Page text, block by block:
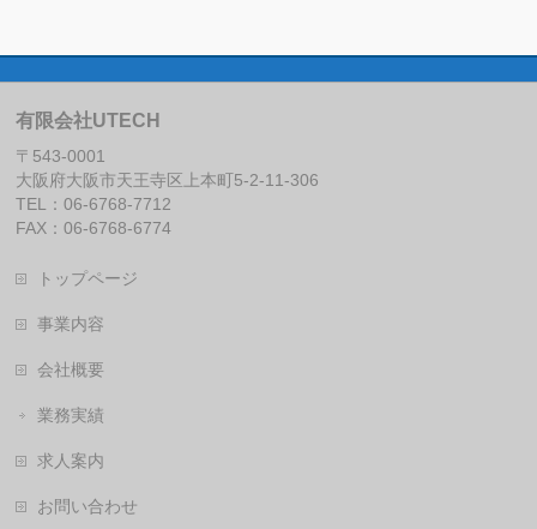
有限会社UTECH
〒543-0001
大阪府大阪市天王寺区上本町5-2-11-306
TEL：06-6768-7712
FAX：06-6768-6774
トップページ
事業内容
会社概要
業務実績
求人案内
お問い合わせ